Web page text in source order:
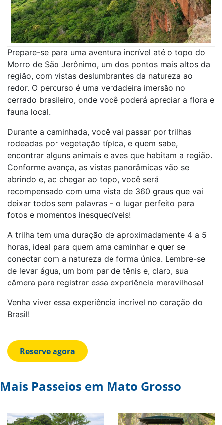
Prepare-se para uma aventura incrível até o topo do
Morro de São Jerônimo, um dos pontos mais altos da
região, com vistas deslumbrantes da natureza ao
redor. O percurso é uma verdadeira imersão no
cerrado brasileiro, onde você poderá apreciar a flora e
fauna local.
Durante a caminhada, você vai passar por trilhas
rodeadas por vegetação típica, e quem sabe,
encontrar alguns animais e aves que habitam a região.
Conforme avança, as vistas panorâmicas vão se
abrindo e, ao chegar ao topo, você será
recompensado com uma vista de 360 graus que vai
deixar todos sem palavras – o lugar perfeito para
fotos e momentos inesquecíveis!
A trilha tem uma duração de aproximadamente 4 a 5
horas, ideal para quem ama caminhar e quer se
conectar com a natureza de forma única. Lembre-se
de levar água, um bom par de tênis e, claro, sua
câmera para registrar essa experiência maravilhosa!
Venha viver essa experiência incrível no coração do
Brasil!
Mais Passeios em Mato Grosso